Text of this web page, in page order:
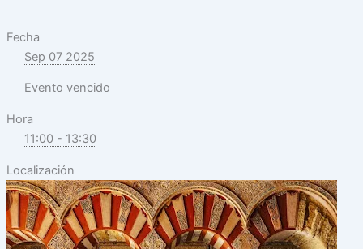
Fecha
Sep 07 2025
Evento vencido
Hora
11:00 - 13:30
Localización